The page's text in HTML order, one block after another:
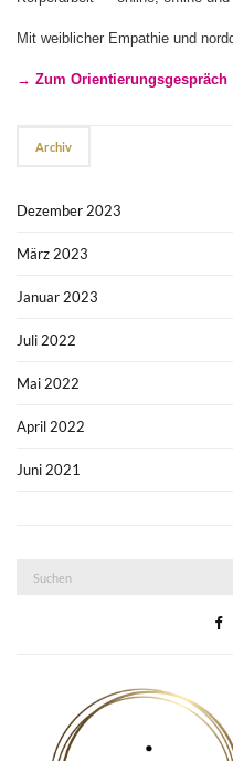
Mit weiblicher Empathie und
→ Zum Orientierungsgespräch
Archiv
Dezember 2023
März 2023
Januar 2023
Juli 2022
Mai 2022
April 2022
Juni 2021